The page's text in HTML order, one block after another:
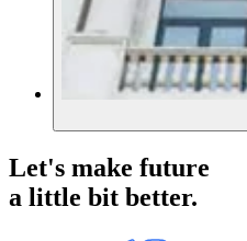
Let's make future
a little bit better.